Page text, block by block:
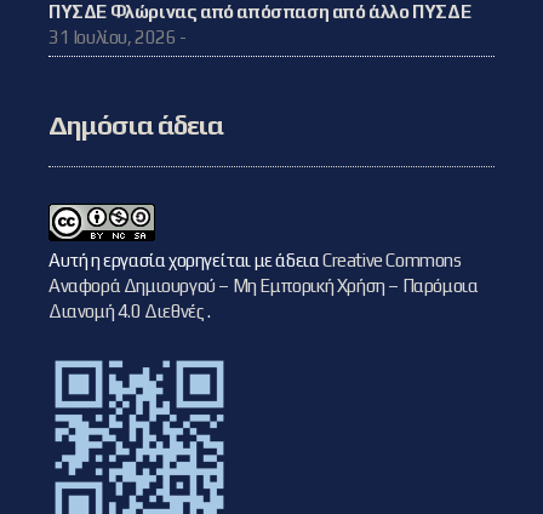
ΠΥΣΔΕ Φλώρινας από απόσπαση από άλλο ΠΥΣΔΕ
31 Ιουλίου, 2026 -
Δημόσια άδεια
Αυτή η εργασία χορηγείται με άδειαCreative Commons
Αναφορά Δημιουργού – Μη Εμπορική Χρήση – Παρόμοια
Διανομή 4.0 Διεθνές.